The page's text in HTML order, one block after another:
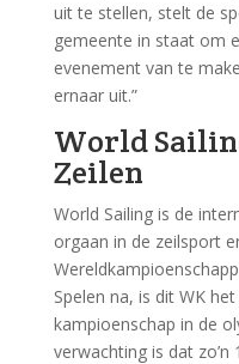
uit te stellen, stelt de
gemeente in staat om
evenement van te
ernaar uit.”
World
Zeilen
World Sailing is de
orgaan in de zeilsport
Spelen na, is dit WK
kampioenschap in de
verwachting is dat